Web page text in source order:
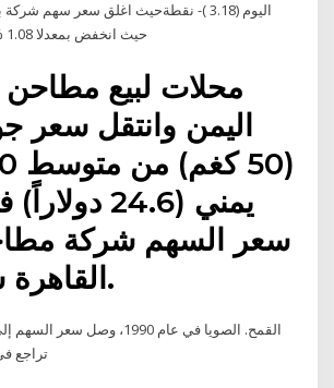
حيث انخفض بمعدلا 1.08 %كما اغلق سعر سهم
محلات لبيع
اليمن وانتقل سعر
يمني (24.6
سعر السهم شركة
القاهرة سعر اليوم.
تراجع